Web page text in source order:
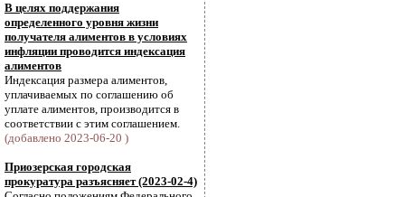
В целях поддержания
определенного уровня жизни
получателя алиментов в условиях
инфляции проводится индексация
алиментов
Индексация размера алиментов,
уплачиваемых по соглашению об
уплате алиментов, производится в
соответствии с этим соглашением.
(добавлено 2023-06-20 )
Приозерская городская
прокуратура разъясняет (2023-02-4)